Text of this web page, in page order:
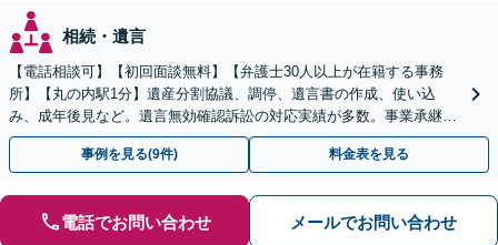
相続・遺言
【電話相談可】【初回面談無料】【弁護士30人以上が在籍する事務
所】【丸の内駅1分】遺産分割協議、調停、遺言書の作成、使い込
み、成年後見など。遺言無効確認訴訟の対応実績が多数。事業承継に
関するご相談にも対応できます
事例を見る(9件) 料金表を見る
電話でお問い合わせ メールでお問い合わせ